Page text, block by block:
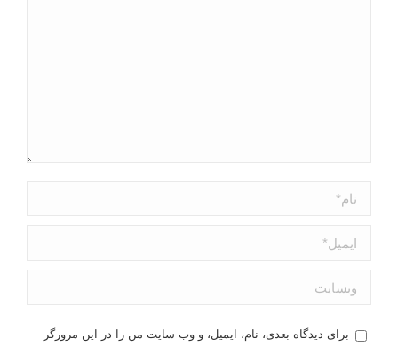
نام *
ایمیل *
وبسایت
برای دیدگاه بعدی، نام، ایمیل، و وب سایت من را در این مرورگر